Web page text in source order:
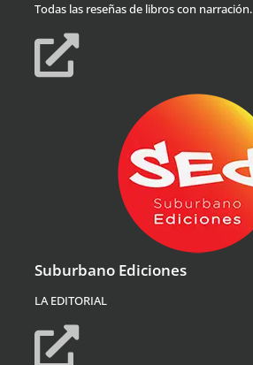
Todas las reseñas de libros con narración.
Suburbano Ediciones
LA EDITORIAL